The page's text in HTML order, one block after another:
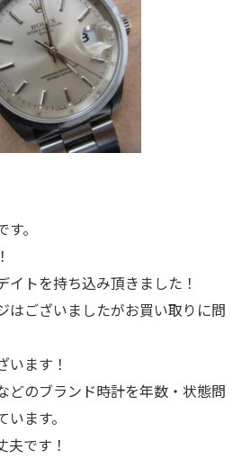
。
イトを持ち込み頂きました！
はございましたがお買い取りに問
います！
どのブランド時計を年数・状態問
ます。
夫です！